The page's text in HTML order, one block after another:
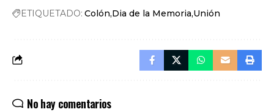
ETIQUETADO: Colón Dia de la Memoria Unión
No hay comentarios